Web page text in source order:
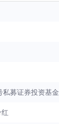
私募证券投资基金